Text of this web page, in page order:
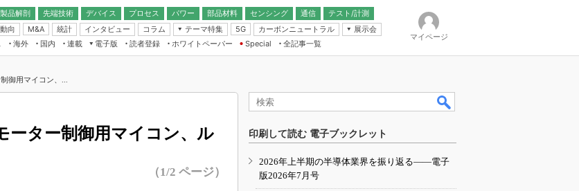
製品解剖
先端技術
デバイス
プロセス パワー 部品材料 センシング
通信
無線
テスト/計測
向 M&A 統計 インタビュー コラム
テーマ特集
フィジカルAI
読者調査（EE Times Research）
5G カーボンニュートラル
展示会
IoT・エッジコンピューティング
EXPO
TECHNO-FRONTIER
人とくるま展
海外 国内
連載
ス
電子版
ト
読者登録 ホワイトペーパー
Special
全記事一覧
マイページ
御用マイコン、...
ーター制御用マイコン、ル
（1/2 ページ）
印刷して読む 電子ブックレット
2026年上半期の半導体業界を振り返る――電子
版2026年7月号